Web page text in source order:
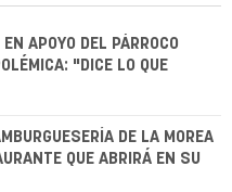
APOYO DEL PÁRROCO
"DICE LO QUE
DE LA MOREA
QUE ABRIRÁ EN SU